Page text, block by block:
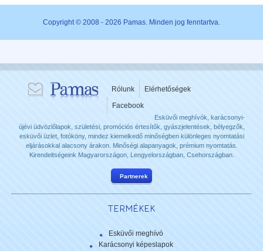
Copyright © 2008 - 2026 Pamas. Minden jog fenntartva.
Rólunk
Elérhetőségek
Facebook
Esküvői meghívók, karácsonyi-
újévi üdvözlőlapok, születési, promóciós értesítők, gyászjelentések, bélyegzők,
esküvői üzlet, fotóköny, mindez kiemelkedő minőségben különleges nyomtatási
eljárásokkal alacsony árakon. Minőségi alapanyagok, prémium nyomtatás.
Kirendeltségeink Magyarországon, Lengyelországban, Csehországban.
Partnerek
TERMÉKEK
Esküvői meghívó
Karácsonyi képeslapok